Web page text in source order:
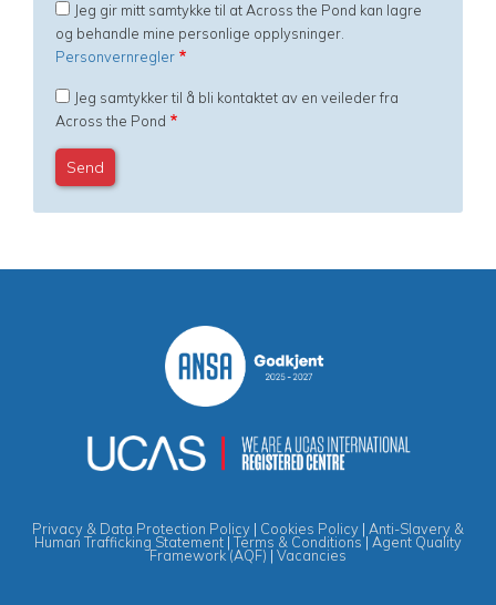
Jeg gir mitt samtykke til at Across the Pond kan lagre
og behandle mine personlige opplysninger.
Personvernregler
Jeg samtykker til å bli kontaktet av en veileder fra
Across the Pond
Privacy & Data Protection Policy | Cookies Policy | Anti-Slavery &
Human Trafficking Statement | Terms & Conditions| Agent Quality
Framework (AQF) | Vacancies